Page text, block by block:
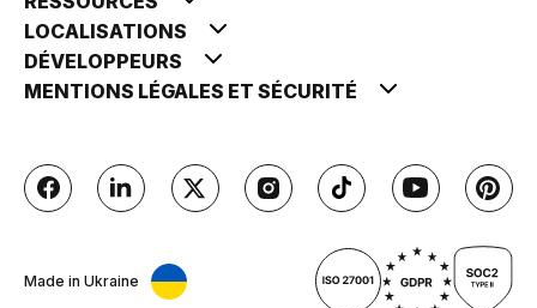
LOCALISATIONS
DÉVELOPPEURS
MENTIONS LÉGALES ET SÉCURITÉ
Made in Ukraine